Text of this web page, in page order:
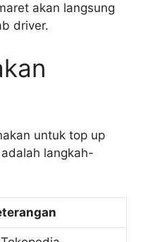
akan langsung
driver.
untuk top up
langkah-